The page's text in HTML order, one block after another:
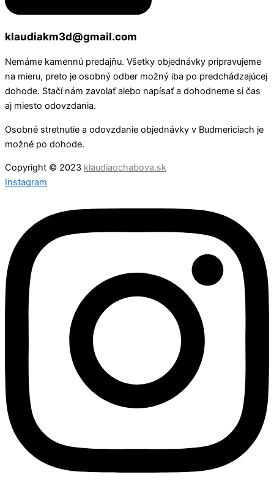
klaudiakm3d@gmail.com
Nemáme kamennú predajňu. Všetky objednávky pripravujeme
na mieru, preto je osobný odber možný iba po predchádzajúcej
dohode. Stačí nám zavolať alebo napísať a dohodneme si čas
aj miesto odovzdania.
Osobné stretnutie a odovzdanie objednávky v Budmericiach je
možné po dohode.
Copyright © 2023 klaudiaochabova.sk
Instagram